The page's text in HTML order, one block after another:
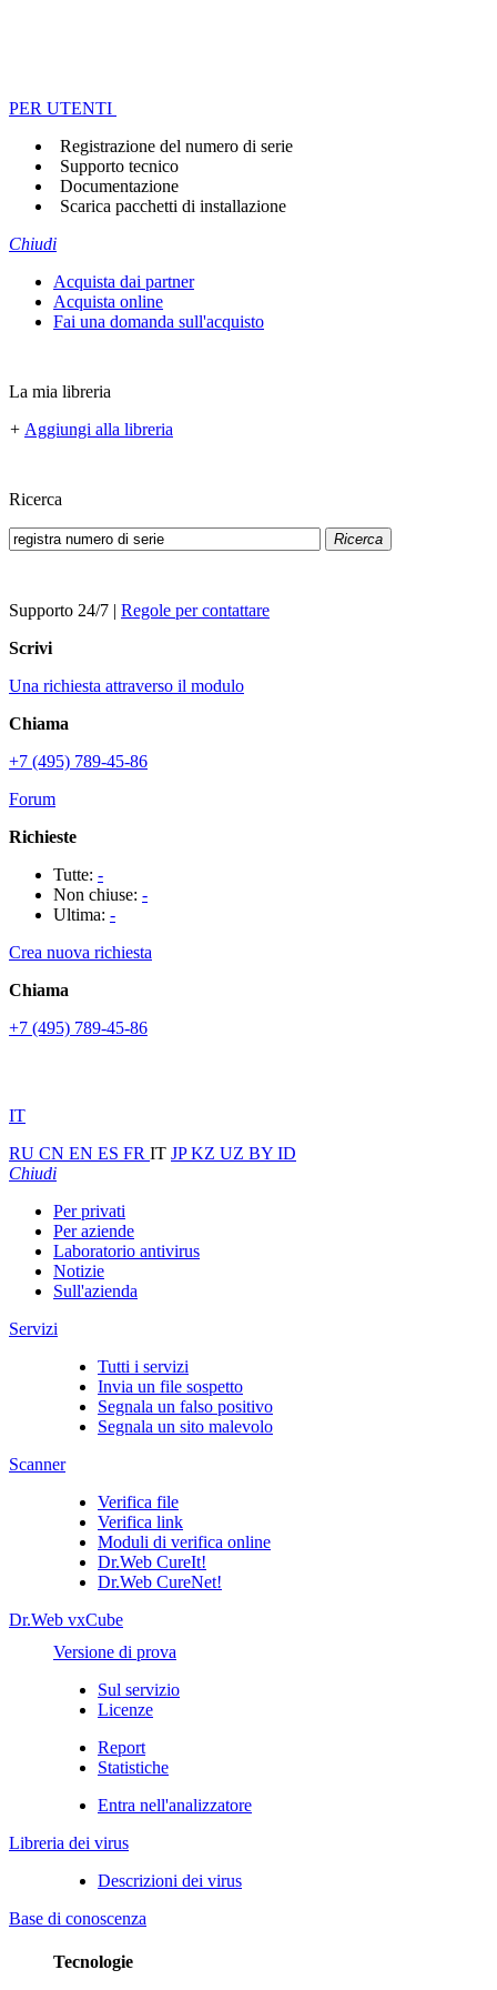
PER UTENTI
Registrazione del numero di serie
Supporto tecnico
Documentazione
Scarica pacchetti di installazione
Chiudi
Acquista dai partner
Acquista online
Fai una domanda sull'acquisto
La mia libreria
+ Aggiungi alla libreria
Ricerca
Ricerca
Supporto 24/7 | Regole per contattare
Scrivi
Una richiesta attraverso il modulo
Chiama
+7 (495) 789-45-86
Forum
Richieste
Tutte: -
Non chiuse: -
Ultima: -
Crea nuova richiesta
Chiama
+7 (495) 789-45-86
IT
RU CN EN ES FR IT JPKZ UZ BY ID
Chiudi
Per privati
Per aziende
Laboratorio antivirus
Notizie
Sull'azienda
Servizi
Tutti i servizi
Invia un file sospetto
Segnala un falso positivo
Segnala un sito malevolo
Scanner
Verifica file
Verifica link
Moduli di verifica online
Dr.Web CureIt!
Dr.Web CureNet!
Dr.Web vxCube
Versione di prova
Sul servizio
Licenze
Report
Statistiche
Entra nell'analizzatore
Libreria dei virus
Descrizioni dei virus
Base di conoscenza
Tecnologie